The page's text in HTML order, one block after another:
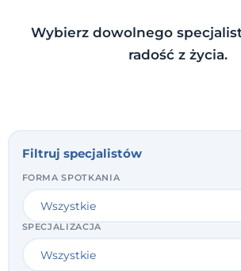
Wybierz dowolnego
radość z życia.
Filtruj specjalistów
FORMA SPOTKANIA
SPECJALIZACJA